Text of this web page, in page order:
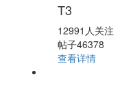
T3
12991人关注
帖子46378
查看详情